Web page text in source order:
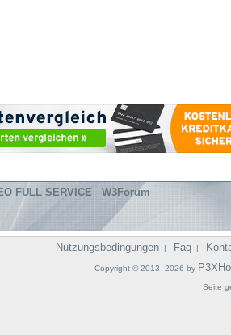
FULL SERVICE - W3Forum
Nutzungsbedingungen | Faq |
Copyright © 2013 -2026 by
Seite